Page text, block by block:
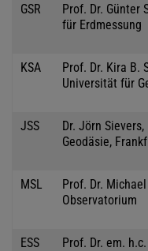
GSR
Prof. Dr. Günter
für Erdmessung
KSA
Prof. Dr. Kira B.
Universität für
JSS
Dr. Jörn
Geodäsie,
MSL
Prof. Dr.
Observatorium
ESS Prof. Dr. em.